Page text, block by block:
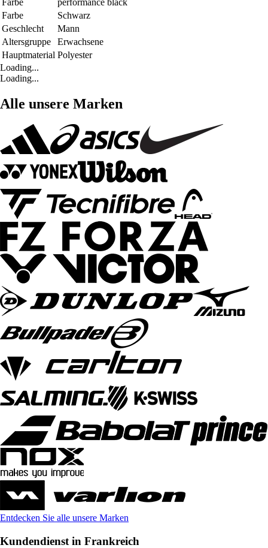
Farbe
performance black
Farbe
Schwarz
Geschlecht
Mann
Altersgruppe
Erwachsene
Hauptmaterial Polyester
Loading...
Loading...
Alle unsere Marken
Entdecken Sie alle unsere Marken
Kundendienst in Frankreich